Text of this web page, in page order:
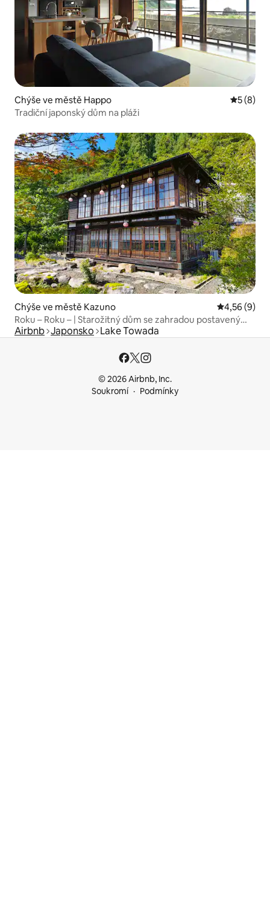
Chýše ve městě Happo
5 (8)
Tradiční japonský dům na pláži
Chýše ve městě Kazuno Průměrné
4,56 (9)
Roku – Roku – | Starožitný dům se zahradou postavený
před 100 lety | Prostorný pro 8 osob na 168 m²
Airbnb Japonsko Lake Towada
© 2026 Airbnb, Inc.
Soukromí
Podmínky